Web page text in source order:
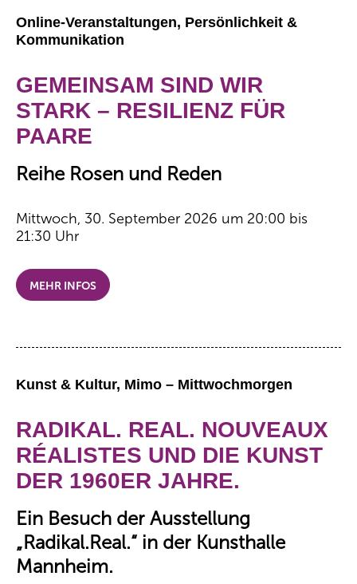
Online-Veranstaltungen, Persönlichkeit &
Kommunikation
GEMEINSAM SIND WIR
STARK – RESILIENZ FÜR
PAARE
Reihe Rosen und Reden
Mittwoch, 30. September 2026 um 20:00 bis
21:30 Uhr
MEHR INFOS
Kunst & Kultur, Mimo – Mittwochmorgen
RADIKAL. REAL. NOUVEAUX
RÉALISTES UND DIE KUNST
DER 1960ER JAHRE.
Ein Besuch der Ausstellung
„Radikal.Real.“ in der Kunsthalle
Mannheim.